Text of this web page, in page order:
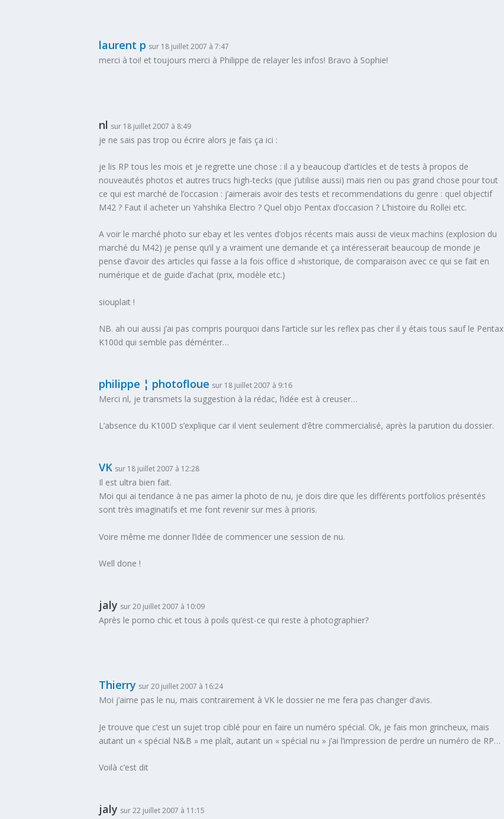
laurent p sur 18 juillet 2007 à 7:47
merci à toi! et toujours merci à Philippe de relayer les infos! Bravo à Sophie!
nl sur 18 juillet 2007 à 8:49
je ne sais pas trop ou écrire alors je fais ça ici :
je lis RP tous les mois et je regrette une chose : il a y beaucoup d’articles et de tests à propos de
nouveautés photos et autres trucs high-tecks (que j’utilise aussi) mais rien ou pas grand chose pour tout
ce qui est marché de l’occasion : j’aimerais avoir des tests et recommendations du genre : quel objectif
M42 ? Faut il acheter un Yahshika Electro ? Quel objo Pentax d’occasion ? L’histoire du Rollei etc.
A voir le marché photo sur ebay et les ventes d’objos récents mais aussi de vieux machins (explosion du
marché du M42) je pense qu’il y a vraiment une demande et ça intéresserait beaucoup de monde je
pense d’avoir des articles qui fasse a la fois office d »historique, de comparaison avec ce qui se fait en
numérique et de guide d’achat (prix, modèle etc.)
siouplait !
NB. ah oui aussi j’ai pas compris pourquoi dans l’article sur les reflex pas cher il y étais tous sauf le Pentax
K100d qui semble pas démériter…
philippe ¦ photofloue sur 18 juillet 2007 à 9:16
Merci nl, je transmets la suggestion à la rédac, l’idée est à creuser…
L’absence du K100D s’explique car il vient seulement d’être commercialisé, après la parution du dossier.
VK sur 18 juillet 2007 à 12:28
Il est ultra bien fait.
Moi qui ai tendance à ne pas aimer la photo de nu, je dois dire que les différents portfolios présentés
sont très imaginatifs et me font revenir sur mes à prioris.
Voire même me donner l’idée de commencer une session de nu.
Well done !
jaly sur 20 juillet 2007 à 10:09
Après le porno chic et tous à poils qu’est-ce qui reste à photographier?
Thierry sur 20 juillet 2007 à 16:24
Moi j’aime pas le nu, mais contrairement à VK le dossier ne me fera pas changer d’avis.
Je trouve que c’est un sujet trop ciblé pour en faire un numéro spécial. Ok, je fais mon grincheux, mais
autant un « spécial N&B » me plaît, autant un « spécial nu » j’ai l’impression de perdre un numéro de RP…
Voilà c’est dit
jaly sur 22 juillet 2007 à 11:15